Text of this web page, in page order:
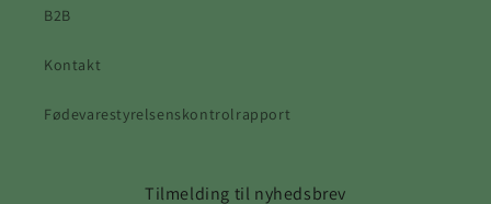
B2B
Kontakt
Fødevarestyrelsenskontrolrapport
Tilmelding til nyhedsbrev